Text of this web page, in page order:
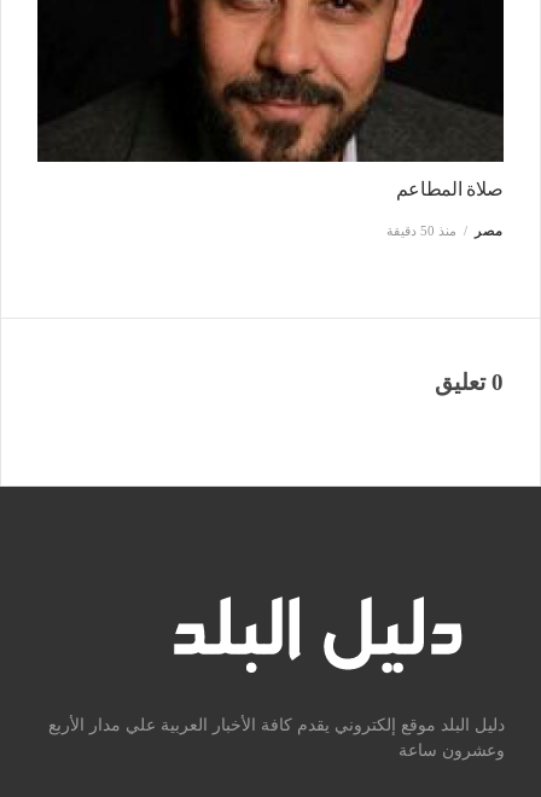
صلاة المطاعم
مصر منذ 50 دقيقة
0 تعليق
دليل البلد موقع إلكتروني يقدم كافة الأخبار العربية علي مدار الأربع
وعشرون ساعة